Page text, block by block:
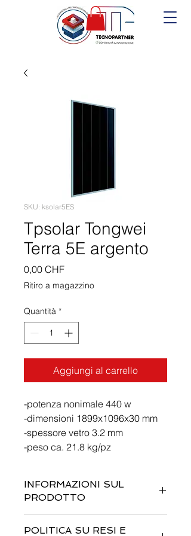
SKU: ksolar5ES
Tpsolar Tongwei
Terra 5E argento
0,00 CHFPrezzo
Ritiro a magazzino
Quantità *
Aggiungi al carrello
-potenza nonimale 440 w
-dimensioni 1899x1096x30 mm
-spessore vetro 3.2 mm
-peso ca. 21.8 kg/pz
INFORMAZIONI SUL
PRODOTTO
Sono un posto perfetto per
POLITICA SU RESI E